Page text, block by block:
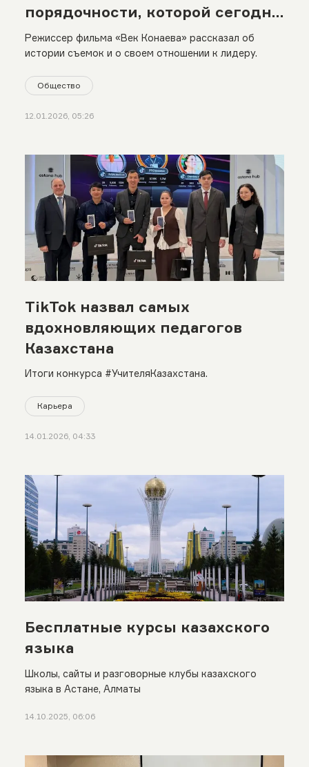
порядочности, которой сегодня
не хватает»
Режиссер фильма «Век Конаева» рассказал об
истории съемок и о своем отношении к лидеру.
Общество
12.01.2026, 05:26
TikTok назвал самых
вдохновляющих педагогов
Казахстана
Итоги конкурса #УчителяКазахстана.
Карьера
14.01.2026, 04:33
Бесплатные курсы казахского
языка
Школы, сайты и разговорные клубы казахского
языка в Астане, Алматы
14.10.2025, 06:06